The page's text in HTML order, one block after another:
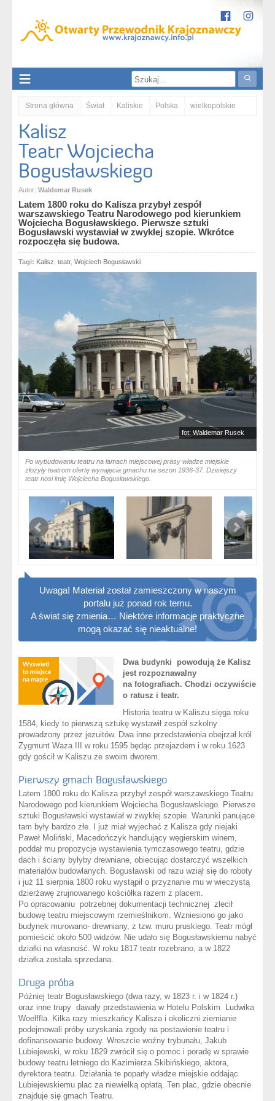
Strona główna Świat Kaliskie Polska wielkopolskie
Kalisz. Teatr Wojciecha Bogusławskiego
Kalisz
Teatr Wojciecha
Bogusławskiego
Autor: Waldemar Rusek
Latem 1800 roku do Kalisza przybył zespół
warszawskiego Teatru Narodowego pod kierunkiem
Wojciecha Bogusławskiego. Pierwsze sztuki
Bogusławski wystawiał w zwykłej szopie. Wkrótce
rozpoczęła się budowa.
Tagi: Kalisz teatr, Wojciech Bogusławski
fot: Waldemar Rusek
Po wybudowaniu teatru na łamach miejscowej prasy władze miejskie
złożyły teatrom ofertę wynajęcia gmachu na sezon 1936-37. Dzisiejszy
teatr nosi imię Wojciecha Bogusławskiego.
Uwaga! Materiał został zamieszczony w naszym
portalu już ponad rok temu.
A świat się zmienia… Niektóre informacje praktyczne
mogą okazać się nieaktualne!
Dwa budynki powodują że Kalisz
jest rozpoznawalny
na fotografiach. Chodzi oczywiście
o ratusz i teatr.
Historia teatru w Kaliszu sięga roku
1584, kiedy to pierwszą sztukę wystawił zespół szkolny
prowadzony przez jezuitów. Dwa inne przedstawienia obejrzał król
Zygmunt Waza III w roku 1595 będąc przejazdem i w roku 1623
gdy gościł w Kaliszu ze swoim dworem.
Pierwszy gmach Bogusławskiego
Latem 1800 roku do Kalisza przybył zespół warszawskiego Teatru
Narodowego pod kierunkiem Wojciecha Bogusławskiego. Pierwsze
sztuki Bogusławski wystawiał w zwykłej szopie. Warunki panujące
tam były bardzo złe. I już miał wyjechać z Kalisza gdy niejaki
Paweł Moliński, Macedończyk handlujący węgierskim winem,
poddał mu propozycje wystawienia tymczasowego teatru, gdzie
dach i ściany byłyby drewniane, obiecując dostarczyć wszelkich
materiałów budowlanych. Bogusławski od razu wziął się do roboty
i już 11 sierpnia 1800 roku wystąpił o przyznanie mu w wieczystą
dzierżawę zrujnowanego kościółka razem z placem.
Po opracowaniu potrzebnej dokumentacji technicznej zlecił
budowę teatru miejscowym rzemieślnikom. Wzniesiono go jako
budynek murowano- drewniany, z tzw. muru pruskiego. Teatr mógł
pomieścić około 500 widzów. Nie udało się Bogusławskiemu nabyć
działki na własność. W roku 1817 teatr rozebrano, a w 1822
działka została sprzedana.
Druga próba
Później teatr Bogusławskiego (dwa razy, w 1823 r. i w 1824 r.)
oraz inne trupy dawały przedstawienia w Hotelu Polskim Ludwika
Woelffla. Kilka razy mieszkańcy Kalisza i okoliczni ziemianie
podejmowali próby uzyskania zgody na postawienie teatru i
dofinansowanie budowy. Wreszcie woźny trybunału, Jakub
Lubiejewski, w roku 1829 zwrócił się o pomoc i poradę w sprawie
budowy teatru letniego do Kazimierza Skibińskiego, aktora,
dyrektora teatru. Działania te poparły władze miejskie oddając
Lubiejewskiemu plac za niewielką opłatą. Ten plac, gdzie obecnie
znajduje się gmach Teatru.